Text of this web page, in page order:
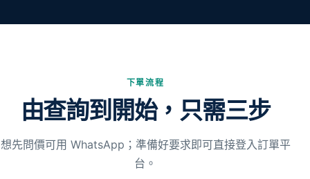
下單流程
由查詢到開始，只需三步
想先問價可用 WhatsApp；準備好要求即可直接登入訂單平
台。